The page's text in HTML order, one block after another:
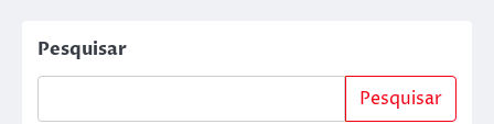
Pesquisar
Pesquisar